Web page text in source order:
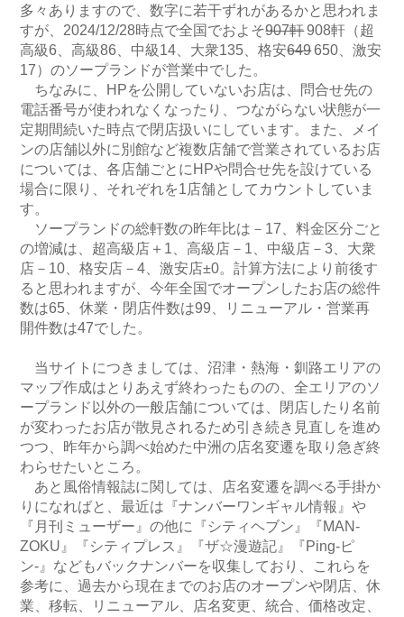
多々ありますので、数字に若干ずれがあるかと思われま
すが、2024/12/28時点で全国でおよそ907軒908軒（超
高級6、高級86、中級14、大衆135、格安649650、激安
17）のソープランドが営業中でした。
ちなみに、HPを公開していないお店は、問合せ先の
電話番号が使われなくなったり、つながらない状態が一
定期間続いた時点で閉店扱いにしています。また、メイ
ンの店舗以外に別館など複数店舗で営業されているお店
については、各店舗ごとにHPや問合せ先を設けている
場合に限り、それぞれを1店舗としてカウントしていま
す。
ソープランドの総軒数の昨年比は－17、料金区分ごと
の増減は、超高級店＋1、高級店－1、中級店－3、大衆
店－10、格安店－4、激安店±0。計算方法により前後す
ると思われますが、今年全国でオープンしたお店の総件
数は65、休業・閉店件数は99、リニューアル・営業再
開件数は47でした。
当サイトにつきましては、沼津・熱海・釧路エリアの
マップ作成はとりあえず終わったものの、全エリアのソ
ープランド以外の一般店舗については、閉店したり名前
が変わったお店が散見されるため引き続き見直しを進め
つつ、昨年から調べ始めた中洲の店名変遷を取り急ぎ終
わらせたいところ。
あと風俗情報誌に関しては、店名変遷を調べる手掛か
りになればと、最近は『ナンバーワンギャル情報』や
『月刊ミューザー』の他に『シティヘブン』『MAN-
ZOKU』『シティプレス』『ザ☆漫遊記』『Ping-ピ
ン-』などもバックナンバーを収集しており、これらを
参考に、過去から現在までのお店のオープンや閉店、休
業、移転、リニューアル、店名変更、統合、価格改定、